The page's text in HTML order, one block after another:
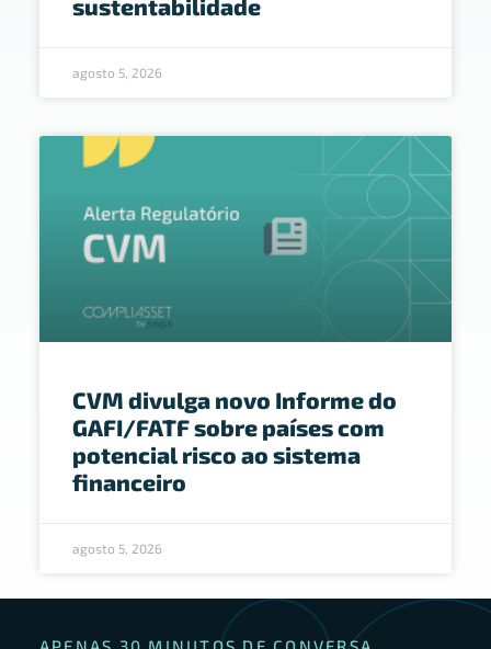
sustentabilidade
agosto 5, 2026
CVM divulga novo Informe do
GAFI/FATF sobre países com
potencial risco ao sistema
financeiro
agosto 5, 2026